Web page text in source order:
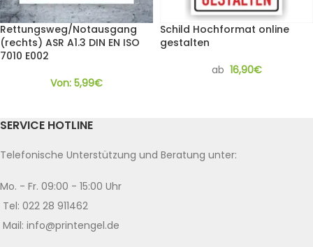
Rettungsweg/​Notausgang
(rechts) ASR A1.3 DIN EN ISO
7010 E002
Von: 5,99€
Schild Hochformat online
gestalten
ab 16,90€
SERVICE HOTLINE
Telefonische Unterstützung und Beratung unter:
Mo. - Fr. 09:00 - 15:00 Uhr
Tel: 022 28 911462
Mail: info@printengel.de